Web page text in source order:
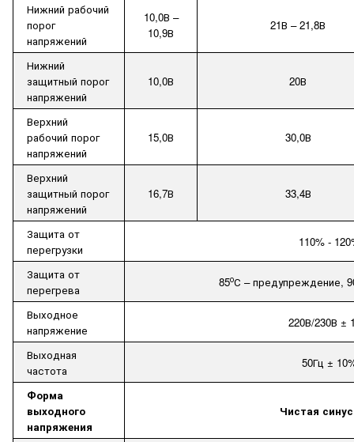
Нижний рабочий
порог
напряжений
10,0В –
10,9В
21В – 21,8В
Нижний
защитный порог
напряжений
10,0В 20В
Верхний
рабочий порог
напряжений
15,0В 30,0В
Верхний
защитный порог
напряжений
16,7В 33,4В
Защита от
перегрузки
110% -
Защита от
перегрева
85оС – предупреждение,
Выходное
напряжение
220В/230В ±
Выходная
частота
50Гц ±
Форма
выходного
напряжения
Чистая